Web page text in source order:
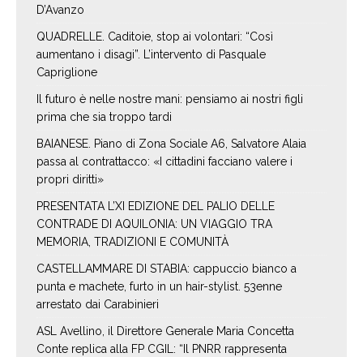
D’Avanzo
QUADRELLE. Caditoie, stop ai volontari: “Così
aumentano i disagi”. L’intervento di Pasquale
Capriglione
Il futuro è nelle nostre mani: pensiamo ai nostri figli
prima che sia troppo tardi
BAIANESE. Piano di Zona Sociale A6, Salvatore Alaia
passa al contrattacco: «I cittadini facciano valere i
propri diritti»
PRESENTATA L’XI EDIZIONE DEL PALIO DELLE
CONTRADE DI AQUILONIA: UN VIAGGIO TRA
MEMORIA, TRADIZIONI E COMUNITÀ
CASTELLAMMARE DI STABIA: cappuccio bianco a
punta e machete, furto in un hair-stylist. 53enne
arrestato dai Carabinieri
ASL Avellino, il Direttore Generale Maria Concetta
Conte replica alla FP CGIL: “Il PNRR rappresenta